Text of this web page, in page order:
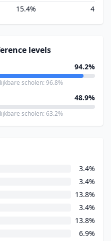
15.4% 4
levels
94.2%
scholen: 96.8%
48.9%
scholen: 63.2%
3.4%
3.4%
13.8%
3.4%
13.8%
6.9%